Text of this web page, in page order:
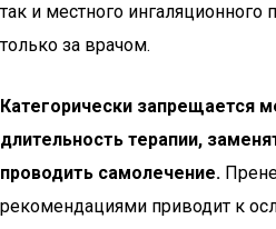
так и местного ингаляционного
только за врачом.
Категорически запрещается
длительность терапии,
проводить самолечение.
рекомендациями приводит к